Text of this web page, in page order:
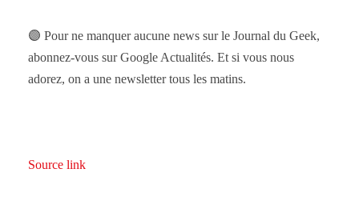
🟣 Pour ne manquer aucune news sur le Journal du Geek,
abonnez-vous sur Google Actualités. Et si vous nous
adorez, on a une newsletter tous les matins.
Source link